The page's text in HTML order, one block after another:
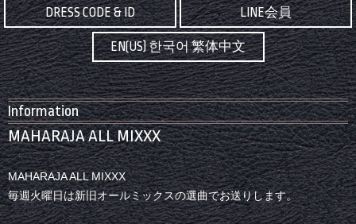
DRESS CODE & ID LINE会員
EN(US) 한국어 繁体中文
Information
MAHARAJA ALL MIXXX
MAHARAJA ALL MIXXX
毎週火曜日は新旧オールミックスの選曲でお送りします。